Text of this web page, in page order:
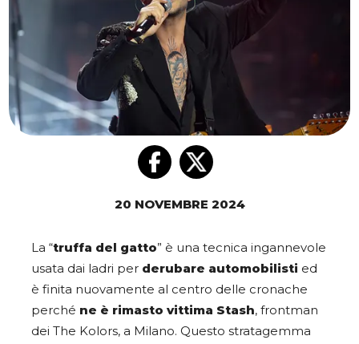
20 NOVEMBRE 2024
La “truffa del gatto” è una tecnica ingannevole
usata dai ladri per derubare automobilisti ed
è finita nuovamente al centro delle cronache
perché ne è rimasto vittima Stash, frontman
dei The Kolors, a Milano. Questo stratagemma